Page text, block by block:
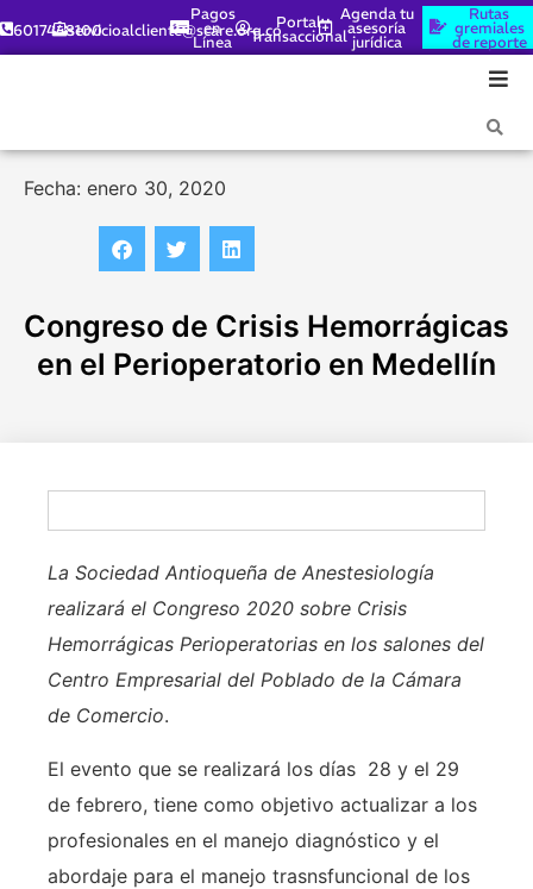
6017448100servicioalcliente@scare.org.co
Pagos
en
Línea
Portal
Transaccional
Agenda tu
asesoría
jurídica
Rutas
gremiales
de reporte
Fecha: enero 30, 2020
Congreso de Crisis Hemorrágicas
en el Perioperatorio en Medellín
La Sociedad Antioqueña de Anestesiología
realizará el Congreso 2020 sobre Crisis
Hemorrágicas Perioperatorias en los salones del
Centro Empresarial del Poblado de la Cámara
de Comercio.
El evento que se realizará los días 28 y el 29
de febrero, tiene como objetivo actualizar a los
profesionales en el manejo diagnóstico y el
abordaje para el manejo trasnsfuncional de los